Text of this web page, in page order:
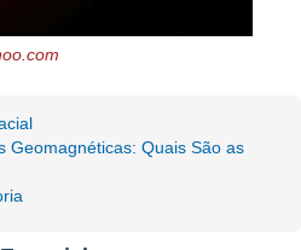
Geomagnéticas: Quais São as